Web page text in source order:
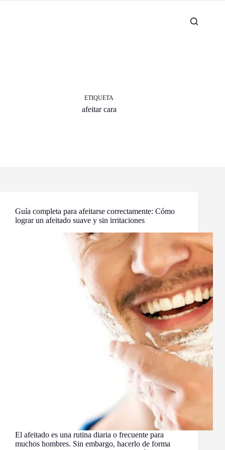
ETIQUETA
afeitar cara
Guía completa para afeitarse correctamente: Cómo
lograr un afeitado suave y sin irritaciones
El afeitado es una rutina diaria o frecuente para
muchos hombres. Sin embargo, hacerlo de forma